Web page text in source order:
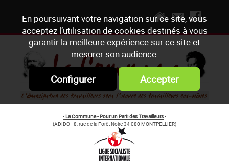
En poursuivant votre navigation sur ce site, vous
acceptez l’utilisation de cookies destinés à vous
garantir la meilleure expérience sur ce site et
mesurer son audience.
Configurer Accepter
- La Commune - Pour un Parti des Travailleurs-
(ADIDO - 8, rue de la Forêt Noire 34 080 MONTPELLIER)